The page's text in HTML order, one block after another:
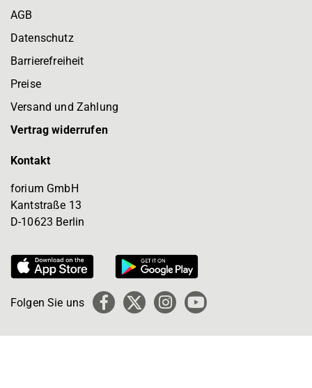
AGB
Datenschutz
Barrierefreiheit
Preise
Versand und Zahlung
Vertrag widerrufen
Kontakt
forium GmbH
Kantstraße 13
D-10623 Berlin
Folgen Sie uns Facebook
X
Instagram